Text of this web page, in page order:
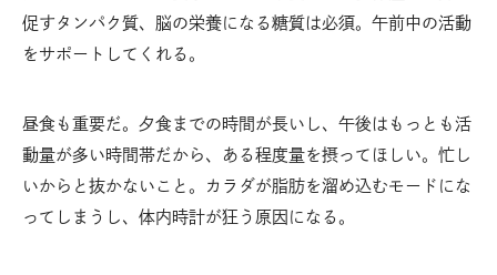
促すタンパク質、脳の栄養になる糖質は必須。午前中の活動
をサポートしてくれる。
昼食も重要だ。夕食までの時間が長いし、午後はもっとも活
動量が多い時間帯だから、ある程度量を摂ってほしい。忙し
いからと抜かないこと。カラダが脂肪を溜め込むモードにな
ってしまうし、体内時計が狂う原因になる。